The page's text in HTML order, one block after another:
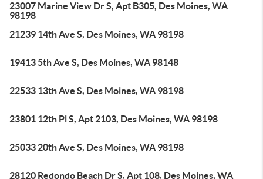
23007 Marine View Dr S, Apt B305, Des Moines, WA
98198
21239 14th Ave S, Des Moines, WA 98198
19413 5th Ave S, Des Moines, WA 98148
22533 13th Ave S, Des Moines, WA 98198
23801 12th Pl S, Apt 2103, Des Moines, WA 98198
25033 20th Ave S, Des Moines, WA 98198
28120 Redondo Beach Dr S, Apt 108, Des Moines, WA